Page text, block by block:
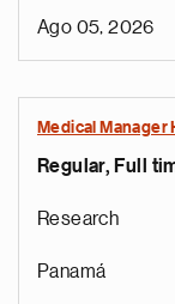
Ago 05, 2026
Medical
Regular, Full
Research
Panamá